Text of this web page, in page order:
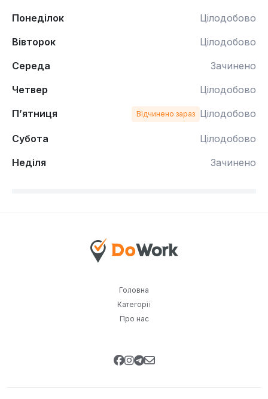
Понеділок
Цілодобово
Вівторок
Цілодобово
Середа
Зачинено
Четвер
Цілодобово
П’ятниця
Відчинено зараз Цілодобово
Субота
Цілодобово
Неділя
Зачинено
Головна
Категорії
Про нас